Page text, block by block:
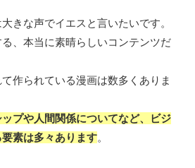
きな声でイエスと言いたいです。
、本当に素晴らしいコンテンツだ
作られている漫画は数多くありま
ップや人間関係についてなど、ビジ
素は多々あります。